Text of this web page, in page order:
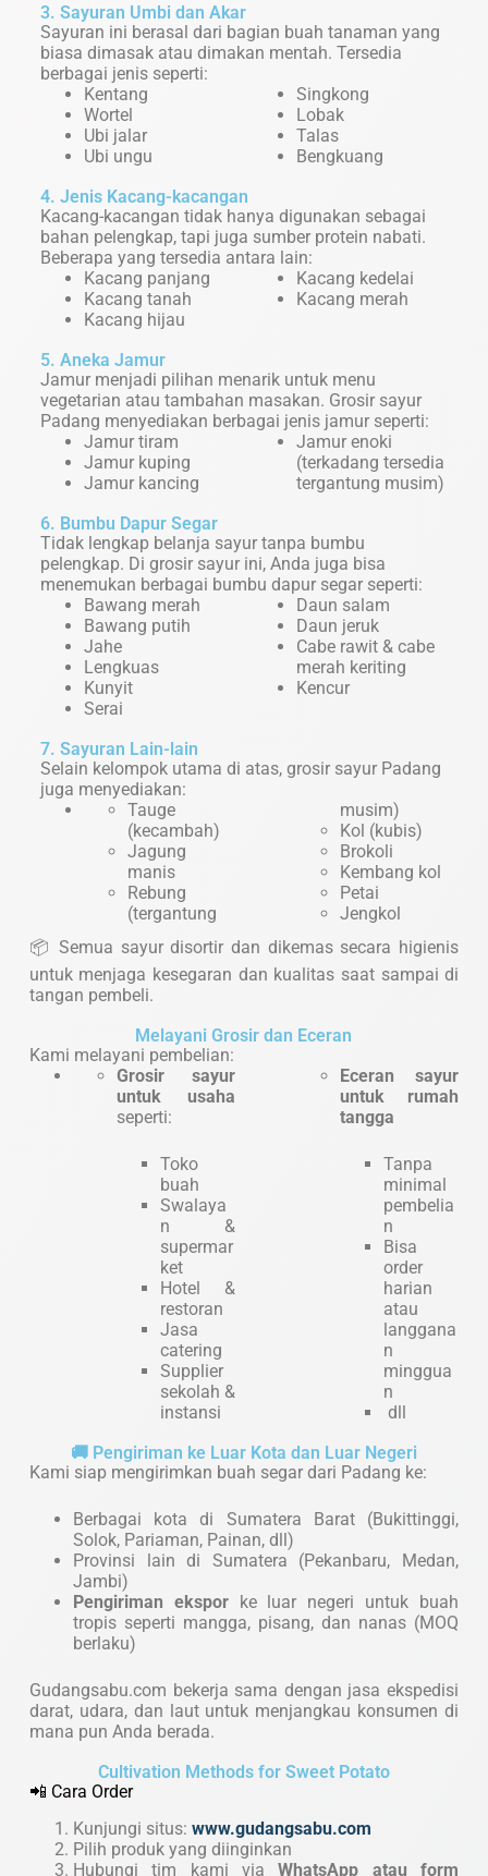
3. Sayuran Umbi dan Akar
Sayuran ini berasal dari bagian buah tanaman yang
biasa dimasak atau dimakan mentah. Tersedia
berbagai jenis seperti:
Kentang
Wortel
Ubi jalar
Ubi ungu
Singkong
Lobak
Talas
Bengkuang
4. Jenis Kacang-kacangan
Kacang-kacangan tidak hanya digunakan sebagai
bahan pelengkap, tapi juga sumber protein nabati.
Beberapa yang tersedia antara lain:
Kacang panjang
Kacang tanah
Kacang hijau
Kacang kedelai
Kacang merah
5. Aneka Jamur
Jamur menjadi pilihan menarik untuk menu
vegetarian atau tambahan masakan. Grosir sayur
Padang menyediakan berbagai jenis jamur seperti:
Jamur tiram
Jamur kuping
Jamur kancing
Jamur enoki
(terkadang tersedia
tergantung musim)
6. Bumbu Dapur Segar
Tidak lengkap belanja sayur tanpa bumbu
pelengkap. Di grosir sayur ini, Anda juga bisa
menemukan berbagai bumbu dapur segar seperti:
Bawang merah
Bawang putih
Jahe
Lengkuas
Kunyit
Serai
Daun salam
Daun jeruk
Cabe rawit & cabe
merah keriting
Kencur
7. Sayuran Lain-lain
Selain kelompok utama di atas, grosir sayur Padang
juga menyediakan:
Tauge
(kecambah)
Jagung
manis
Rebung
(tergantung
musim)
Kol (kubis)
Brokoli
Kembang kol
Petai
Jengkol
📦 Semua sayur disortir dan dikemas secara higienis
untuk menjaga kesegaran dan kualitas saat sampai di
tangan pembeli.
Melayani Grosir dan Eceran
Kami melayani pembelian:
Grosir sayur
untuk usaha
seperti:
Toko
buah
Swalaya
n &
supermar
ket
Hotel &
restoran
Jasa
catering
Supplier
sekolah &
instansi
Eceran sayur
untuk rumah
tangga
Tanpa
minimal
pembelia
n
Bisa
order
harian
atau
langgana
n
minggua
n
dll
🚚 Pengiriman ke Luar Kota dan Luar Negeri
Kami siap mengirimkan buah segar dari Padang ke:
Berbagai kota di Sumatera Barat (Bukittinggi,
Solok, Pariaman, Painan, dll)
Provinsi lain di Sumatera (Pekanbaru, Medan,
Jambi)
Pengiriman eksporke luar negeri untuk buah
tropis seperti mangga, pisang, dan nanas (MOQ
berlaku)
Gudangsabu.com bekerja sama dengan jasa ekspedisi
darat, udara, dan laut untuk menjangkau konsumen di
mana pun Anda berada.
Cultivation Methods for Sweet Potato
📲 Cara Order
Kunjungi situs: www.gudangsabu.com
Pilih produk yang diinginkan
Hubungi tim kami viaWhatsApp atau form